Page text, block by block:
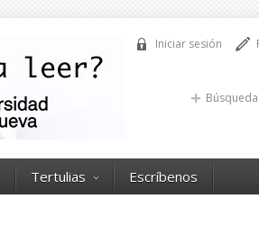
Iniciar sesión
Tertulias Escríbenos